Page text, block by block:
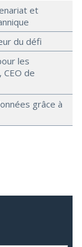
et
du défi
les
de
grâce à